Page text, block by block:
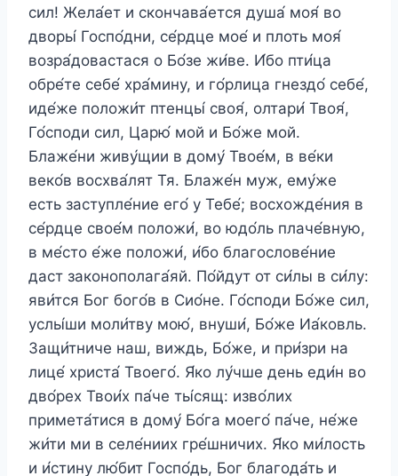
сил! Жела́ет и скончава́ется душа́ моя́ во
дворы́ Госпо́дни, се́рдце мое́ и плоть моя́
возра́довастася о Бо́зе жи́ве. И́бо пти́ца
обре́те себе́ хра́мину, и го́рлица гнездо́ себе́,
иде́же положи́т птенцы́ своя́, олтари́ Твоя́,
Го́споди сил, Царю́ мой и Бо́же мой.
Блаже́ни живу́щии в дому́ Твое́м, в ве́ки
веко́в восхва́лят Тя. Блаже́н муж, eму́же
есть заступле́ние eго́ у Тебе́; восхожде́ния в
се́рдце свое́м положи́, во юдо́ль плаче́вную,
в ме́сто е́же положи́, и́бо благослове́ние
даст законополага́яй. По́йдут от си́лы в си́лу:
яви́тся Бог бого́в в Сио́не. Го́споди Бо́же сил,
услы́ши моли́тву мою́, внуши́, Бо́же Иа́ковль.
Защи́тниче наш, виждь, Бо́же, и при́зри на
лице́ христа́ Твоего́. Я́ко лу́чше день еди́н во
дво́рех Твои́х па́че ты́сящ: изво́лих
примета́тися в дому́ Бо́га моего́ па́че, не́же
жи́ти ми в селе́ниих гре́шничих. Я́ко ми́лость
и и́стину лю́бит Госпо́дь, Бог благода́ть и